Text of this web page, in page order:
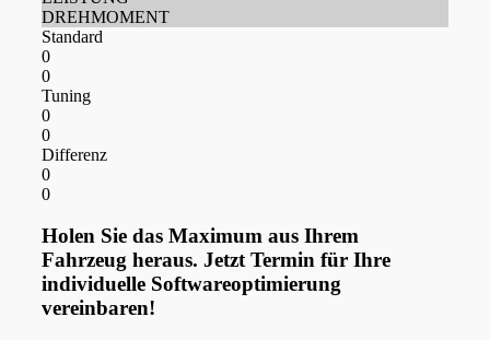
DREHMOMENT
Standard
0
0
Tuning
0
0
Differenz
0
0
Holen Sie das Maximum aus Ihrem
Fahrzeug heraus. Jetzt Termin für Ihre
individuelle Softwareoptimierung
vereinbaren!